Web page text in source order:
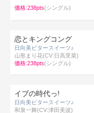
価格:238pts(シングル)
恋とキングコング
日向美ビタースイーツ♪
山形まり花(CV:日高里菜)
価格:238pts(シングル)
イブの時代っ!
日向美ビタースイーツ♪
和泉一舞(CV:津田美波)